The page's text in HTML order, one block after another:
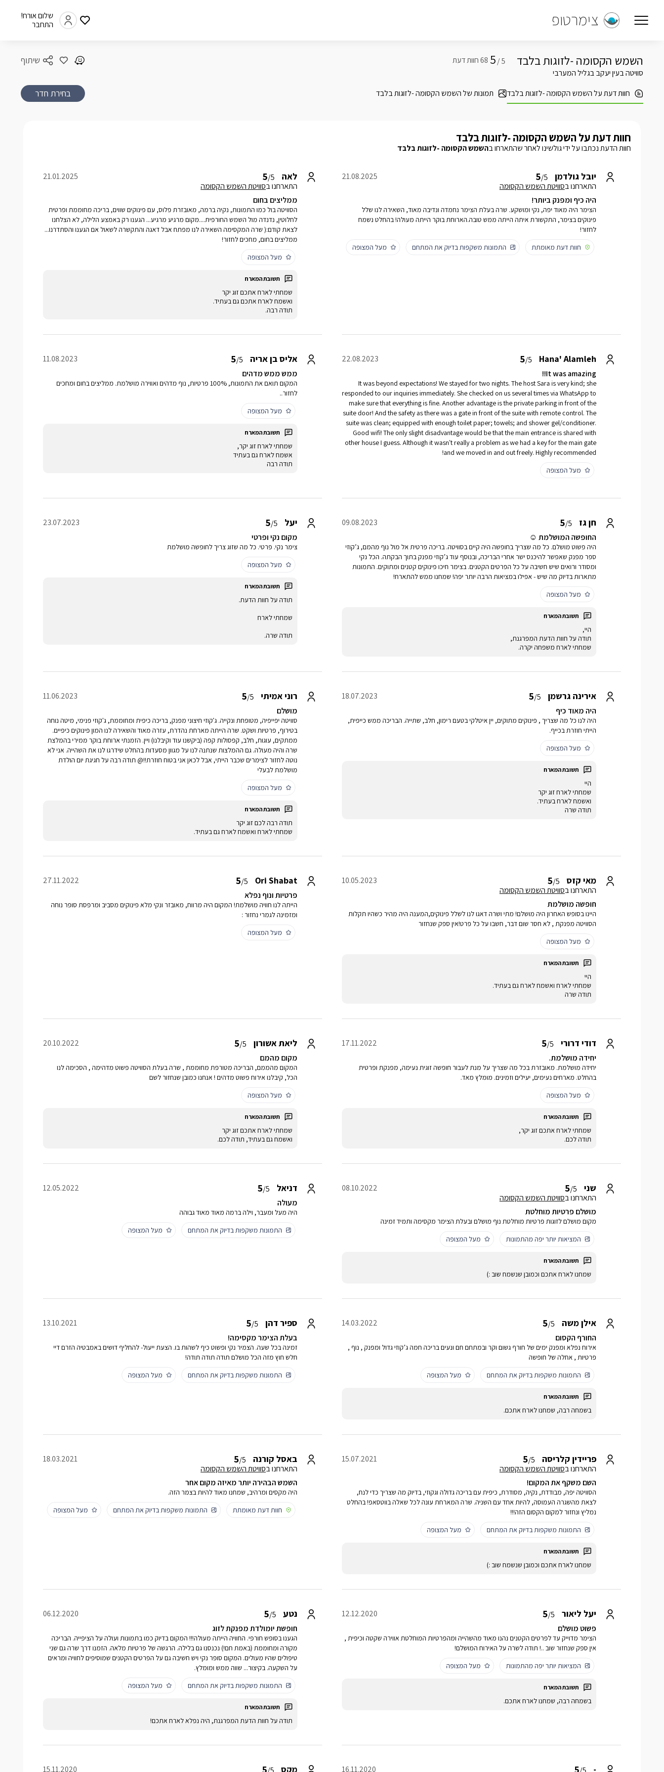
צימרטופ
שלום אורח!
התחבר
השמש הקסומה -לזוגות בלבד 5 /
5
סוויטה בעין יעקב בגליל המערבי
חוות דעת על השמש הקסומה -לזוגות בלבד
תמונות של השמש הקסומה -לזוגות בלבד
שיתוף
בחירת חדר
חוות דעת על השמש הקסומה -לזוגות בלבד
חוות הדעת נכתבו על ידי גולשינו לאחר שהתארחו בהשמש הקסומה -לזוגות בלבד
יובל גולדמן 5/5
התארחנו בסוויטת השמש הקסומה
21.08.2025
היה כיף ומפנק ביותר!
הצימר היה מאוד יפה, נקי ומושקע. שרה בעלת הצימר נחמדה ונדיבה מאוד, השאירה לנו שלל
פינוקים בצימר, התקשורת איתה הייתה ממש טובה.הארוחת בוקר הייתה מעולה! בהחלט נשמח
לחזור!
חוות דעת מאומתת
התמונות משקפות בדיוק את המתחם מעל המצופה
לאה 5/5
התארחנו בסוויטת השמש הקסומה
21.01.2025
ממליצים בחום
הסוויטה בול כמו התמונות, נקיה ברמה, מאובזרת פלוס, עם פינוקים שווים, בריכה מחוממת ופרטית
לחלוטין, נדנדה מול השמש החורפית....מקום מרגיע מרגיע... הגענו רק באמצע הלילה, לא הצלחנו
לצאת קודם:( שרה המקסימה השאירה לנו מפתח אבל דאגה והתקשרה לשאול אם הגענו והסתדרנו...
ממליצים בחום, מחכים לחזור!
מעל המצופה
שמחתי לארח אתכם זוג יקר
ואשמח לארח אתכם גם בעתיד.
תודה רבה.
Hana' Alamleh
5/5
22.08.2023
It was amazing!!
It was beyond expectations! We stayed for two nights. The host Sara is very kind; she
responded to our inquiries immediately. She checked on us several times via WhatsApp to
make sure that everything is fine. Another advantage is the private parking in front of the
suite door! And the safety as there was a gate in front of the suite with remote control. The
suite was clean; equipped with enough toilet paper; towels; and shower gel/conditioner.
Good wifi! The only slight disadvantage would be that the main entrance is shared with
other house I guess. Although it wasn't really a problem as we had a key for the main gate
and we moved in and out freely. Highly recommended!
מעל המצופה
אליס בן אריה 5/5
11.08.2023
ממש ממש מדהים
המקום תואם את התמונות, 100% פרטיות, נוף מדהים ואווירה מושלמת. ממליצים בחום ומחכים
לחזור..
מעל המצופה
שמחתי לארח זוג יקר,
אשמח לארח גם בעתיד
תודה רבה
חן גז 5/5
09.08.2023
החופשה המושלמת ☺️
היה פשוט מושלם. כל מה שצריך בחופשה היה קיים בסוויטה. בריכה פרטית אל מול נוף מהמם, ג’קוזי
ספר מפנק שאפשר להיכנס ישר אחרי הבריכה, ובנוסף עוד ג’קוזי מפנק בתוך הבקתה. הכל נקי
ומסודר ורואים שיש חשיבה על כל הפרטים הקטנים. בצימר חיכו פינוקים קטנים ומתוקים. התמונות
מתארות בדיוק מה שיש - אפילו במציאות הרבה יותר יפה! שמחנו ממש להתארח!
מעל המצופה
היי,
תודה על חוות הדעת המפרגנת,
שמחתי לארח משפחה יקרה.
יעל 5/5
23.07.2023
מקום נקי ופרטי
צימר נקי. פרטי. כל מה שזוג צריך לחופשה מושלמת
מעל המצופה
תודה על חוות הדעת.
שמחתי לארח
תודה שרה.
אירינה גרשמן 5/5
18.07.2023
היה מאוד כיף
היה לנו כל מה שצריך , פינוקים מתוקים, יין איטלקי בטעם רימון, חלב, שתייה. הבריכה ממש כייפית,
הייתי חוזרת בכייף.
מעל המצופה
היי
שמחתי לארח זוג יקר
ואשמח לארח בעתיד.
תודה שרה
רוני אמיתי 5/5
11.06.2023
מושלם
סוויטה יפייפיה, מטופחת ונקייה. ג'קוזי חיצוני מפנק, בריכה כיפית ומחוממת, ג'קוזי פנימי, מיטה נוחה
בטירוף, פרטיות ושקט. שרה הייתה מארחת נהדרת, עזרה מאוד והשאירה לנו המון פינוקים כיפיים.
ממתקים, עוגות, חלב, קפסולות קפה (ביקשנו עוד וקיבלנו) ויין. הזמנתי ארוחת בוקר ממירי בהמלצת
שרה והיה מעולה. גם ההמלצות שנתנה לנו על מגוון מסעדות בהחלט שידרגו לנו את השהייה. אני לא
נוטה לחזור לצימרים שכבר הייתי, אבל לכאן אני בטוח חוזרת!!@ תודה רבה על חגיגת יום הולדת
מושלמת לבעלי
מעל המצופה
תודה רבה לכם זוג יקר
שמחתי לארח ואשמח לארח גם בעתיד.
מאי קזס 5/5
התארחנו בסוויטת השמש הקסומה
10.05.2023
חופשה מושלמת
היינו בסופש האחרון היה מושלם! מתי ושרה דאגו לנו לשלל פינוקים,המענה היה מהיר כשהיו תקלות
הסוויטה מפנקת , לא חסר שום דבר, חשבו על כל פרט!אין ספק שנחזור
מעל המצופה
היי
שמחתי לארח ואשמח לארח גם בעתיד.
תודה שרה
Ori Shabat
5/5
27.11.2022
פרטיות ונוף נפלא
הייתה לנו חוויה מושלמת! המקום היה מרווח, מאובזר ונקי מלא פינוקים מסביב ומרפסת סופר נוחה
ומזמינה לגמרי נחזור :
מעל המצופה
דודי דרורי 5/5
17.11.2022
יחידה מושלמת.
יחידה מושלמת. מאובזרת בכל מה שצריך על מנת לעבור חופשה זוגית נעימה, מפנקת ופרטית
בהחלט. מארחים נעימים, יעילים וזמינים. מומלץ מאד.
מעל המצופה
שמחתי לארח אתכם זוג יקר,
תודה לכם.
ליאת אשורון 5/5
20.10.2022
מקום מהמם
המקום מהממם, הבריכה מטורפת מחוממת , שרה בעלת הסוויטה פשוט מדהימה , הסכימה לנו
הכל, קיבלנו אירוח פשוט מדהים ! אנחנו כמובן שנחזור לשם
מעל המצופה
שמחתי לארח אתכם זוג יקר
ואשמח גם בעתיד, תודה לכם.
שני 5/5
התארחנו בסוויטת השמש הקסומה
08.10.2022
מושלם פרטיות מוחלטת
מקום מושלם לזוגות פרטיות מוחלטת נוף מושלם ובעלת הצימר מקסימה ותמיד זמינה
המציאות יותר יפה מהתמונות
מעל המצופה
שמחנו לארח אתכם וכמובן שנשמח שוב :)
דניאל 5/5
12.05.2022
מעולה
היה מעל ומעבר, וילה ברמה מאוד מאוד גבוהה
התמונות משקפות בדיוק את המתחם
מעל המצופה
אילן משה 5/5
14.03.2022
החורף הקסום
אירוח נפלא ומפנק ימים של חורף גשום וקר ובמתחם חם ונעים בריכה חמה ג’קוזי גדול ומפנק , נוף ,
פרטיות , אחלה של חופשה
התמונות משקפות בדיוק את המתחם
מעל המצופה
בשמחה רבה, שמחנו לארח אתכם.
ספיר דהן 5/5
13.10.2021
בעלת הצימר מקסימה!
זמינה בכל שעה. הצמיר נקי ופשוט כיף לשהות בו. הצעת ייעול- להחליף דושים באמבטיה הזרם דיי
חלש חוץ מזה הכל מושלם תודה תודה תודה!
התמונות משקפות בדיוק את המתחם
מעל המצופה
פריידין קלריסה 5/5
התארחנו בסוויטת השמש הקסומה
15.07.2021
השם משקף את המקום!
הסוויטה יפה, מבודדת, נקיה, מסודרת, כיפית עם בריכה גדולה וגקוזי, בדיוק מה שצריך כדי לנח,
לצאת מהשגרה העמוסה, להיות אחד עם השניה. שרה המארחת עונה לכל שאלה בווטסאפ! בהחלט
נמליץ ונחזור למקום הקסום הזה!!!
התמונות משקפות בדיוק את המתחם
מעל המצופה
שמחנו לארח אתכם וכמובן שנשמח שוב :)
באסל קורנה 5/5
התארחנו בסוויטת השמש הקסומה
18.03.2021
השמש הבהירה יותר מאיזה מקום אחר
היה מקסים ומרהיב, שמחנו מאוד להיות בצמר הזה.
חוות דעת מאומתת
התמונות משקפות בדיוק את המתחם מעל המצופה
יעל ליאור 5/5
12.12.2020
פשוט מושלם
הצימר מדוייק עד לפרטים הקטנים נהנו מאוד מהשהייה ומהפרטיות המוחלטת אווירה שקטה וכיפית ,
אין ספק שנחזור שוב ..! תודה לשרה על האירוח המושלם!
המציאות יותר יפה מהתמונות
מעל המצופה
בשמחה רבה, שמחנו לארח אתכם.
נטע 5/5
06.12.2020
חופשת יומולדת מפנקת לזוג
הגענו בסופש חורפי. החוויה הייתה מעולה!!! המקום בדיוק כמו בתמונות ועולה על הציפייה. הבריכה
מקורה ומחוממת (באמת חם!) נכנסנו גם בלילה. הרגשה של פרטיות מלאה. הזמנו דרך שרה גם שני
טיפולים שהיו מעולים. המקום סופר נקי ויש חשיבה גם על הפרטים הקטנים שמוסיפים לחוויה ומראים
על השקעה. בקיצור... שווה ממש ומומלץ.
התמונות משקפות בדיוק את המתחם
מעל המצופה
תודה על חוות הדעת המפרגנת, היה נפלא לארח אתכם!
-
16.11.2020 מקס 15.11.2020